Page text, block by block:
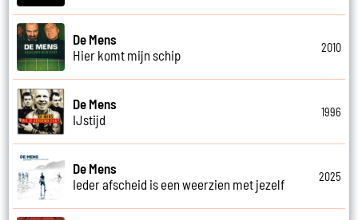
De Mens
Hier komt mijn schip
2010
De Mens
IJstijd
1996
De Mens
Ieder afscheid is een weerzien met jezelf
2025